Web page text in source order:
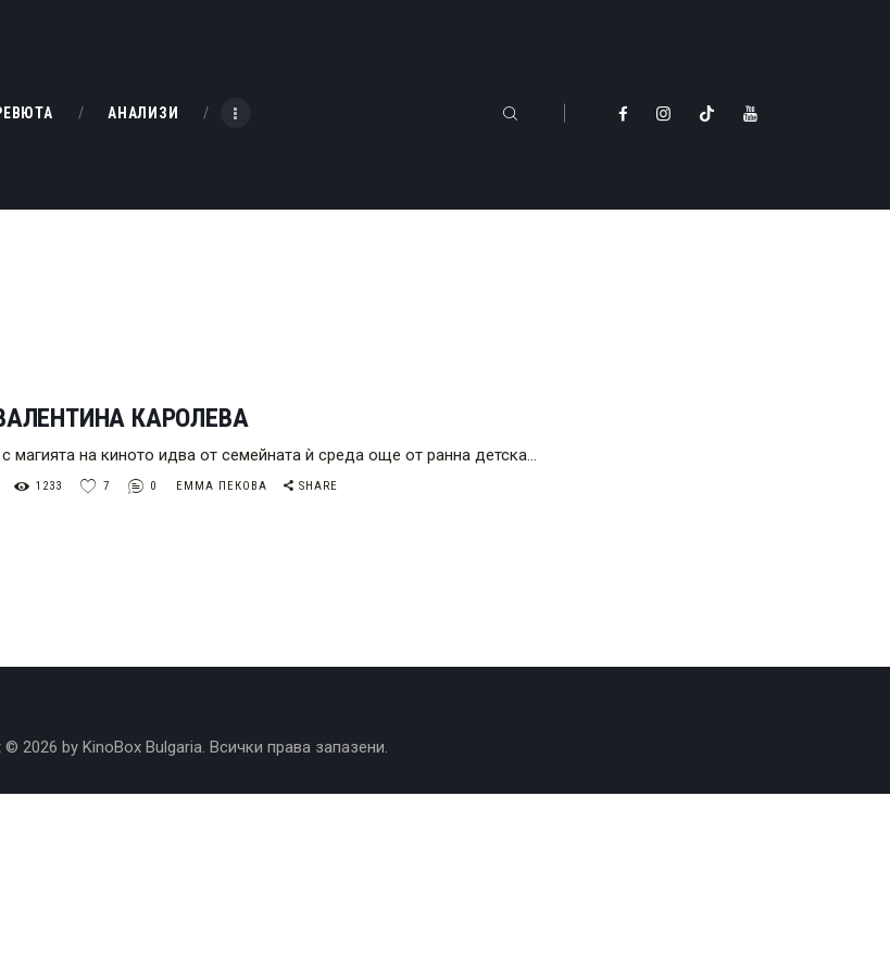
АНАЛИЗИ
НАГРАДИТЕ
КАРОЛЕВА
магията на киното идва от семейната ѝ среда още от ранна детска…
1233 7 0 ЕММА ПЕКОВА SHARE
2026 by KinoBox Bulgaria. Всички права запазени.